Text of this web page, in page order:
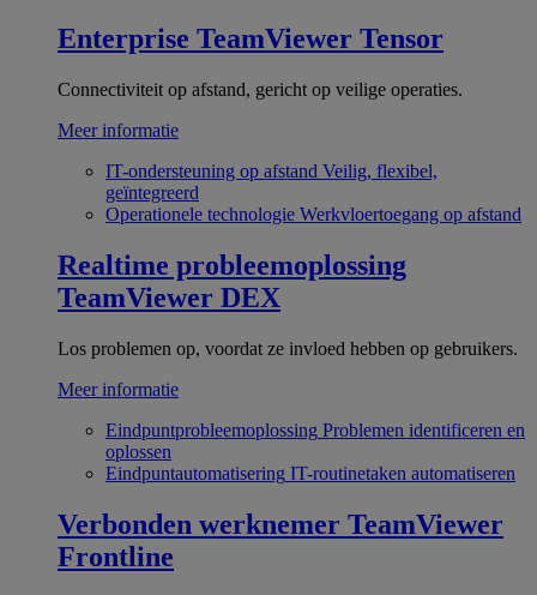
Enterprise TeamViewer Tensor
Connectiviteit op afstand, gericht op veilige operaties.
Meer informatie
IT-ondersteuning op afstand Veilig, flexibel,
geïntegreerd
Operationele technologie Werkvloertoegang op afstand
Realtime probleemoplossing
TeamViewer DEX
Los problemen op, voordat ze invloed hebben op gebruikers.
Meer informatie
Eindpuntprobleemoplossing Problemen identificeren en
oplossen
Eindpuntautomatisering IT-routinetaken automatiseren
Verbonden werknemer TeamViewer
Frontline